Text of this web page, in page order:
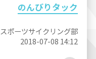
のんびりタック
ポーツサイクリング部
2018-07-08 14:12